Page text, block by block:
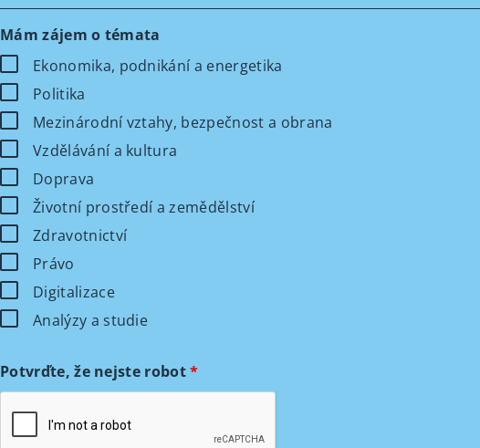
Mám zájem o témata
Ekonomika, podnikání a energetika
Politika
Mezinárodní vztahy, bezpečnost a obrana
Vzdělávání a kultura
Doprava
Životní prostředí a zemědělství
Zdravotnictví
Právo
Digitalizace
Analýzy a studie
Potvrďte, že nejste robot*